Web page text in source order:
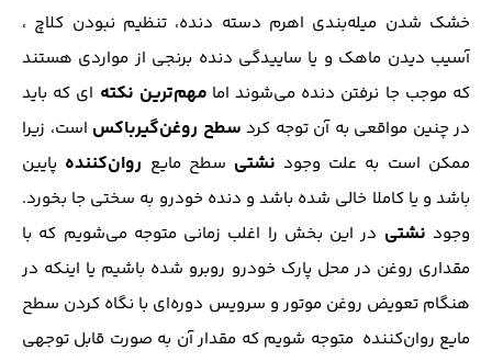
خشک شدن میله‌بندی اهرم دسته دنده، تنظیم نبودن کلاچ ،
آسیب دیدن ماهک و یا ساییدگی دنده برنجی از مواردی هستند
که موجب جا نرفتن دنده می‌شوند اما مهم‌ترین نکته ای که باید
در چنین مواقعی به آن توجه کرد سطح روغن‌گیرباکس است، زیرا
ممکن است به علت وجود نشتی سطح مایع روان‌کننده پایین
باشد و یا کاملا خالی شده باشد و دنده خودرو به سختی جا بخورد.
وجود نشتی در این بخش را اغلب زمانی متوجه می‌شویم که با
مقداری روغن در محل پارک خودرو روبرو شده باشیم یا اینکه در
هنگام تعویض روغن موتور و سرویس دوره‌ای با نگاه کردن سطح
مایع روان‌کننده متوجه شویم که مقدار آن به صورت قابل توجهی